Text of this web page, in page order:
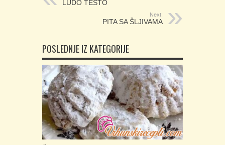
LUDO TESTO
Next:
PITA SA ŠLJIVAMA
POSLEDNJE IZ KATEGORIJE